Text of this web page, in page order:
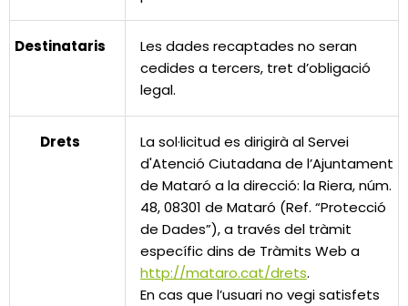
Destinataris
Les dades recaptades no seran
cedides a tercers, tret d’obligació
legal.
Drets
La sol·licitud es dirigirà al Servei
d'Atenció Ciutadana de l’Ajuntament
de Mataró a la direcció: la Riera, núm.
48, 08301 de Mataró (Ref. “Protecció
de Dades”), a través del tràmit
específic dins de Tràmits Web a
http://mataro.cat/drets.
En cas que l’usuari no vegi satisfets